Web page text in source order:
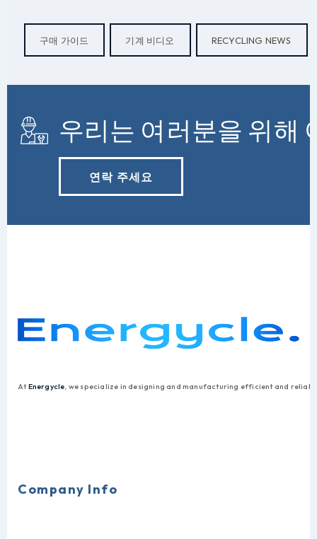
구매 가이드 기계 비디오 RECYCLING NEWS
우리는 여러분을 위해
연락 주세요
AtEnergycle, we specialize in designing and manufacturing efficient and
Company Info